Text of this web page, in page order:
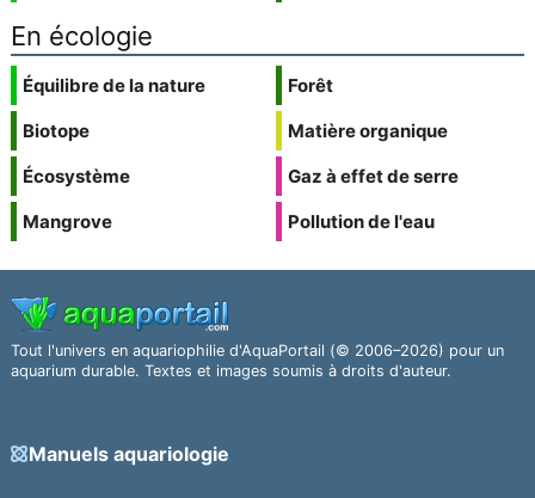
En écologie
Équilibre de la nature
Biotope
Écosystème
Mangrove
Forêt
Matière organique
Gaz à effet de serre
Pollution de l'eau
Tout l'univers en aquariophilie d'AquaPortail (© 2006–2026) pour un
aquarium durable. Textes et images soumis à droits d'auteur.
Manuels aquariologie